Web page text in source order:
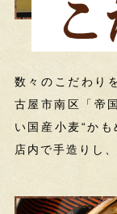
数々のこだわり
古屋市南区「帝
い国産小麦“か
店内で手造りし